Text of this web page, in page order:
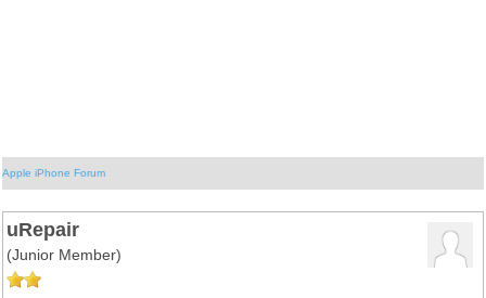
Apple iPhone Forum
uRepair
(Junior Member)